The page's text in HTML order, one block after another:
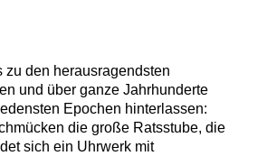
zu den herausragendsten
und über ganze Jahrhunderte
Epochen hinterlassen:
die große Ratsstube, die
sich ein Uhrwerk mit